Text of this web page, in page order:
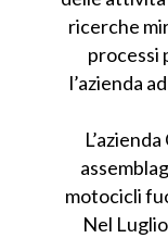
ricerche
processi
l’azienda
motocicli
Nel